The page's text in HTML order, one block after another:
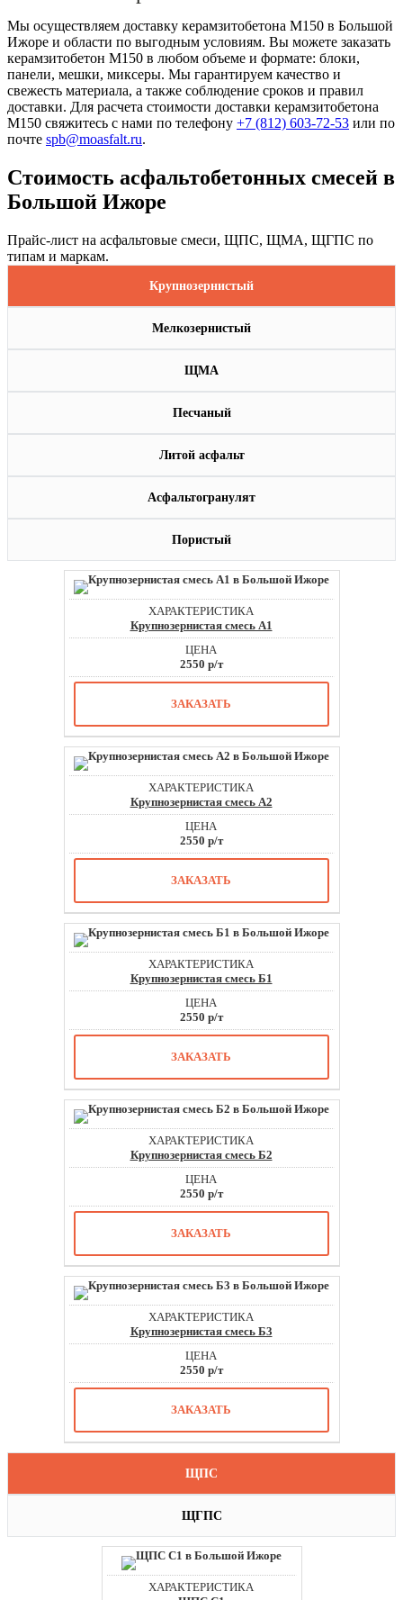
Мы осуществляем доставку керамзитобетона М150 в Большой
Ижоре и области по выгодным условиям. Вы можете заказать
керамзитобетон М150 в любом объеме и формате: блоки,
панели, мешки, миксеры. Мы гарантируем качество и
свежесть материала, а также соблюдение сроков и правил
доставки. Для расчета стоимости доставки керамзитобетона
М150 свяжитесь с нами по телефону +7 (812) 603-72-53 или по
почте spb@moasfalt.ru.
Стоимость асфальтобетонных смесей в
Большой Ижоре
Прайс-лист на асфальтовые смеси, ЩПС, ЩМА, ЩГПС по
типам и маркам.
Крупнозернистый
Мелкозернистый
ЩМА
Песчаный
Литой асфальт
Асфальтогранулят
Пористый
Крупнозернистая смесь А1
2550 р/т
ЗАКАЗАТЬ
Крупнозернистая смесь А2
2550 р/т
ЗАКАЗАТЬ
Крупнозернистая смесь Б1
2550 р/т
ЗАКАЗАТЬ
Крупнозернистая смесь Б2
2550 р/т
ЗАКАЗАТЬ
Крупнозернистая смесь Б3
2550 р/т
ЗАКАЗАТЬ
ЩПС
ЩГПС